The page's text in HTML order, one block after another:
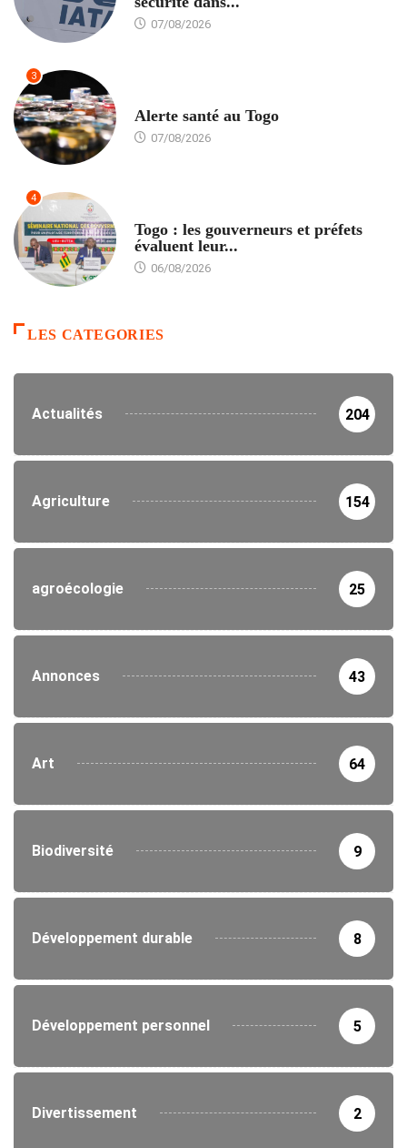
07/08/2026
3
Alerte santé au Togo
07/08/2026
4
Togo : les gouverneurs et préfets
évaluent leur...
06/08/2026
LES CATEGORIES
Actualités 204
Agriculture 154
agroécologie 25
Annonces 43
Art 64
Biodiversité 9
Développement durable 8
Développement personnel 5
Divertissement 2